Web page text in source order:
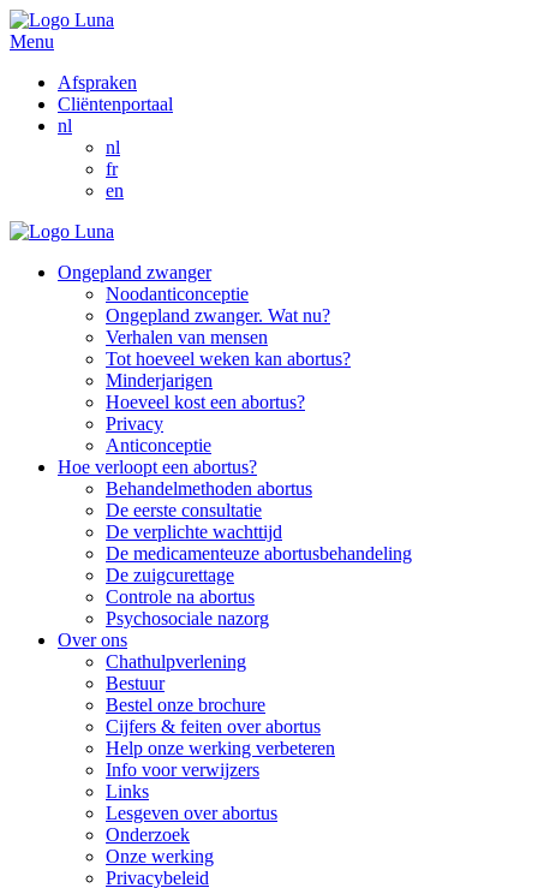
Menu
Afspraken
Cliëntenportaal
nl
nl
fr
en
Ongepland zwanger
Noodanticonceptie
Ongepland zwanger. Wat nu?
Verhalen van mensen
Tot hoeveel weken kan abortus?
Minderjarigen
Hoeveel kost een abortus?
Privacy
Anticonceptie
Hoe verloopt een abortus?
Behandelmethoden abortus
De eerste consultatie
De verplichte wachttijd
De medicamenteuze abortusbehandeling
De zuigcurettage
Controle na abortus
Psychosociale nazorg
Over ons
Chathulpverlening
Bestuur
Bestel onze brochure
Cijfers & feiten over abortus
Help onze werking verbeteren
Info voor verwijzers
Links
Lesgeven over abortus
Onderzoek
Onze werking
Privacybeleid